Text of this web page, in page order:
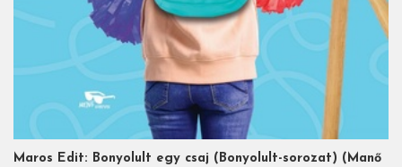
Maros Edit: Bonyolult egy csaj (Bonyolult-sorozat) (Manő